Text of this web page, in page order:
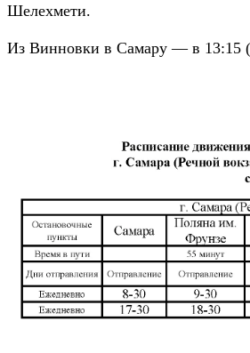
Шелехмети.
Из Винновки в Самару — в 13:15